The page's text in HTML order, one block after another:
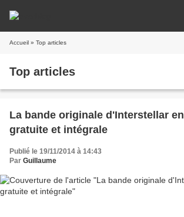
Accueil » Top articles
Top articles
La bande originale d'Interstellar
gratuite et intégrale
Publié le 19/11/2014 à 14:43
Par Guillaume